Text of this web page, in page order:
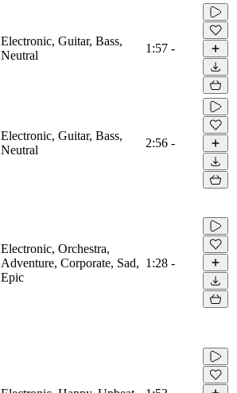
Electronic, Guitar, Bass,
Neutral
1:57 -
Electronic, Guitar, Bass,
Neutral
2:56 -
Electronic, Orchestra,
Adventure, Corporate, Sad,
Epic
1:28 -